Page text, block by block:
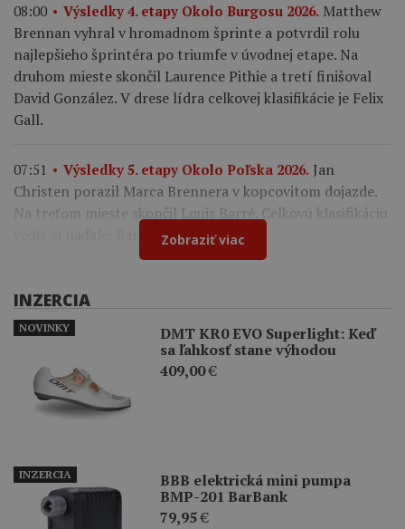
08:00 Výsledky 4. etapy Okolo Burgosu 2026. Matthew
Brennan vyhral v hromadnom šprinte a potvrdil rolu
najlepšieho šprintéra po triumfe v úvodnej etape. Na
druhom mieste skončil Laurence Pithie a tretí finišoval
David González. V drese lídra celkovej klasifikácie je Felix
Gall.
07:51 Výsledky 5. etapy Okolo Poľska 2026. Jan
Christen porazil Marca Brennera v kopcovitom dojazde.
Na treťom mieste skončil Louis Barré. Celkovú klasifikáciu
vedie aj naďalej Bart Lemmen.
Zobraziť viac
INZERCIA
DMT KR0 EVO Superlight: Keď
sa ľahkosť stane výhodou
409,00€
NOVINKY
BBB elektrická mini pumpa
BMP-201 BarBank
79,95€
INZERCIA